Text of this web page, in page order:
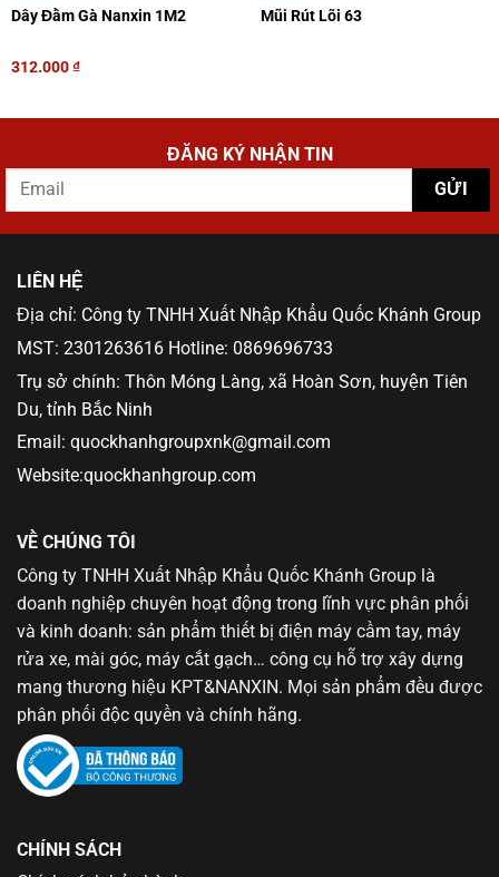
Dây Đầm Gà Nanxin 1M2
312.000₫
Mũi Rút Lõi 63
ĐĂNG KÝ NHẬN TIN
LIÊN HỆ
Địa chỉ: Công ty TNHH Xuất Nhập Khẩu Quốc Khánh Group
MST: 2301263616 Hotline: 0869696733
Trụ sở chính: Thôn Móng Làng, xã Hoàn Sơn, huyện Tiên
Du, tỉnh Bắc Ninh
Email: quockhanhgroupxnk@gmail.com
Website:quockhanhgroup.com
VỀ CHÚNG TÔI
Công ty TNHH Xuất Nhập Khẩu Quốc Khánh Group là
doanh nghiệp chuyên hoạt động trong lĩnh vực phân phối
và kinh doanh: sản phẩm thiết bị điện máy cầm tay, máy
rửa xe, mài góc, máy cắt gạch… công cụ hỗ trợ xây dựng
mang thương hiệu KPT&NANXIN. Mọi sản phẩm đều được
phân phối độc quyền và chính hãng.
CHÍNH SÁCH